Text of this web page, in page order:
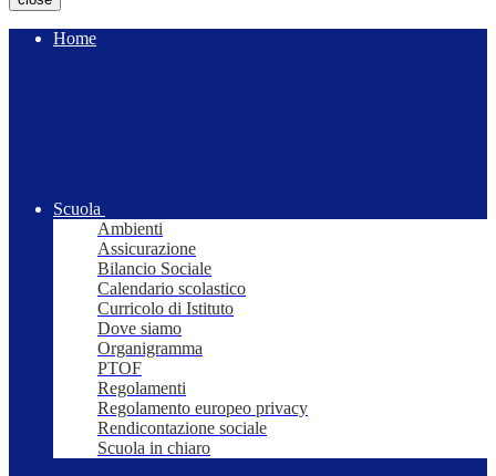
Home
Scuola
Ambienti
Assicurazione
Bilancio Sociale
Calendario scolastico
Curricolo di Istituto
Dove siamo
Organigramma
PTOF
Regolamenti
Regolamento europeo privacy
Rendicontazione sociale
Scuola in chiaro